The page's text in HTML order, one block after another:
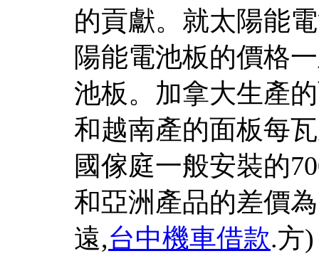
的貢獻。就太陽能
陽能電池板的價格
池板。加拿大生產
和越南產的面板每
國傢庭一般安裝的
和亞洲產品的差價
遠,台中機車借款.方)